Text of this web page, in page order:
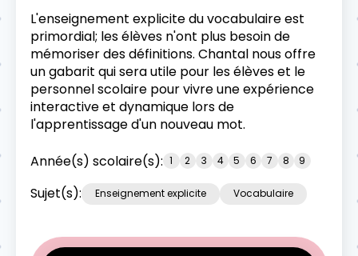
L'enseignement explicite du vocabulaire est
primordial; les élèves n'ont plus besoin de
mémoriser des définitions. Chantal nous offre
un gabarit qui sera utile pour les élèves et le
personnel scolaire pour vivre une expérience
interactive et dynamique lors de
l'apprentissage d'un nouveau mot.
Année(s) scolaire(s): 1 2 3 4 5 6 7 8 9
Sujet(s): Enseignement explicite Vocabulaire